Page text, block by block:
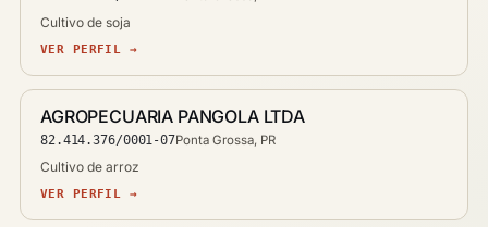
Cultivo de soja
VER PERFIL →
AGROPECUARIA PANGOLA LTDA
82.414.376/0001-07Ponta Grossa, PR
Cultivo de arroz
VER PERFIL →